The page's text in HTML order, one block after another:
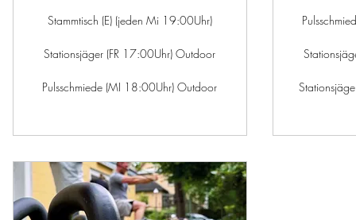
Stammtisch (E) (jeden Mi 19:00Uhr)
Stationsjäger (FR 17:00Uhr) Outdoor
Pulsschmiede (MI 18:00Uhr) Outdoor